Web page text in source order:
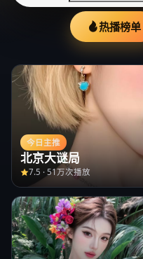
热播榜单
今日主推
北京大谜局
7.5 · 51万次播放